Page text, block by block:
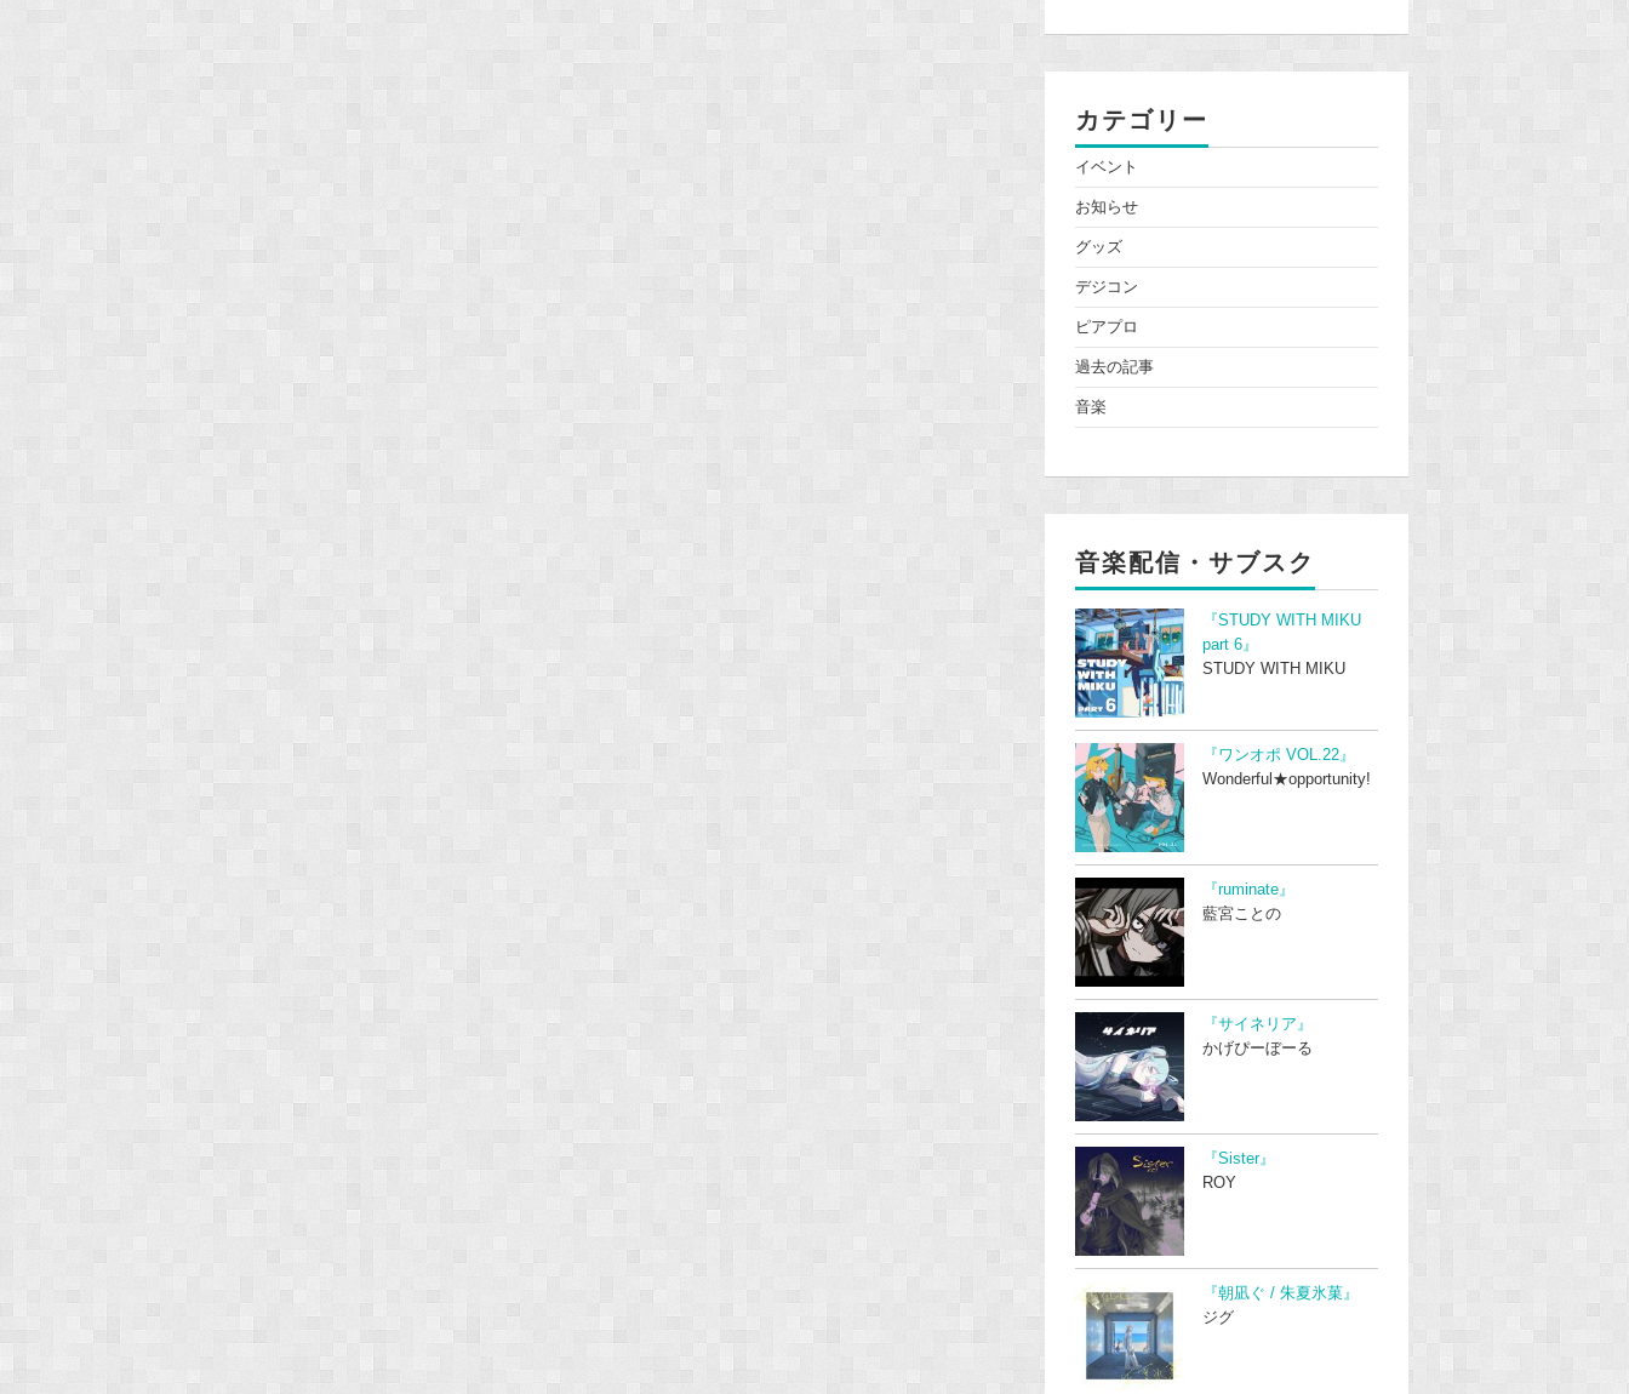
カテゴリー
イベント
お知らせ
グッズ
デジコン
ピアプロ
過去の記事
音楽
音楽配信・サブスク
『STUDY WITH MIKU
part 6』
STUDY WITH MIKU
『ワンオポ VOL.22』
Wonderful★opportunity!
『ruminate』
藍宮ことの
『サイネリア』
かげぴーぼーる
『Sister』
ROY
『朝凪ぐ / 朱夏氷菓』
ジグ